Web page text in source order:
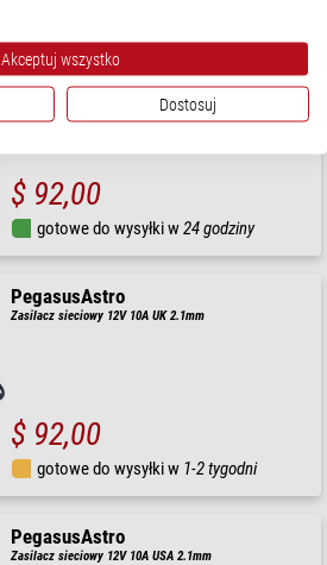
TS Optics
Zasilacz sieciowy 12V / 6A
$ 92,00
gotowe do wysyłki w24 godziny
PegasusAstro
Zasilacz sieciowy 12V 10A UK 2.1mm
$ 92,00
gotowe do wysyłki w 1-2 tygodni
PegasusAstro
Zasilacz sieciowy 12V 10A USA 2.1mm
Akceptuj wszystko
Dostosuj